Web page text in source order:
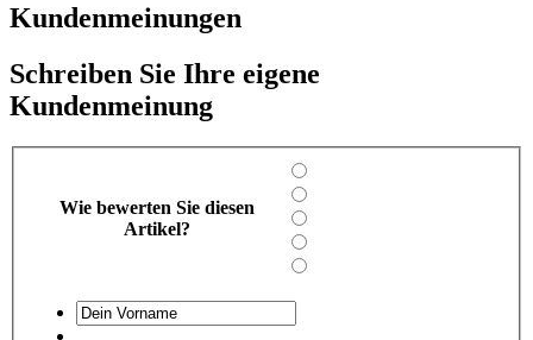
Kundenmeinungen
Schreiben Sie Ihre eigene
Kundenmeinung
Wie bewerten Sie diesen
Artikel?